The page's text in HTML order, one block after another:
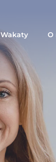
Wakaty O